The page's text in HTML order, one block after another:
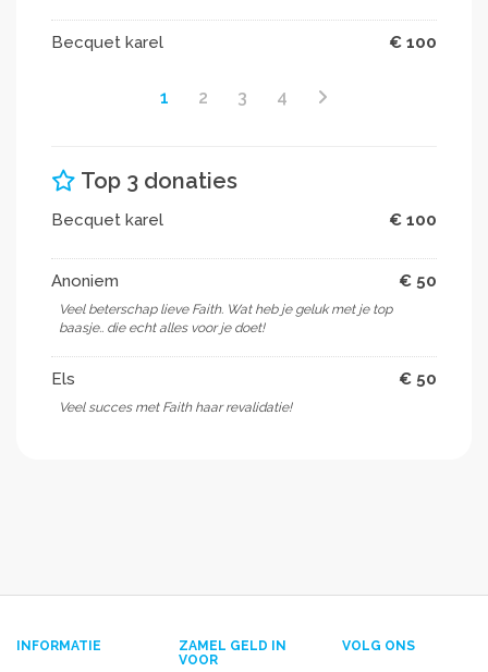
Becquet karel € 100
1 2 3 4
Top 3 donaties
Becquet karel € 100
Anoniem € 50
Veel beterschap lieve Faith. Wat heb je geluk met je top
baasje.. die echt alles voor je doet!
Els € 50
Veel succes met Faith haar revalidatie!
INFORMATIE
ZAMEL GELD IN
VOOR
VOLG ONS